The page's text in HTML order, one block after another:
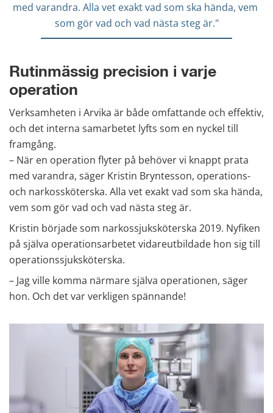
med varandra. Alla vet exakt vad som ska hända, vem
som gör vad och vad nästa steg är."
Rutinmässig precision i varje
operation
Verksamheten i Arvika är både omfattande och effektiv,
och det interna samarbetet lyfts som en nyckel till
framgång.
– När en operation flyter på behöver vi knappt prata
med varandra, säger Kristin Bryntesson, operations-
och narkossköterska. Alla vet exakt vad som ska hända,
vem som gör vad och vad nästa steg är.
Kristin började som narkossjuksköterska 2019. Nyfiken
på själva operationsarbetet vidareutbildade hon sig till
operationssjuksköterska.
– Jag ville komma närmare själva operationen, säger
hon. Och det var verkligen spännande!